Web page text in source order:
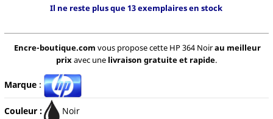
Il ne reste plus que 13 exemplaires en stock
Encre-boutique.com vous propose cette HP 364 Noirau meilleur
prixavec une livraison gratuite et rapide.
Marque:
Couleur : Noir